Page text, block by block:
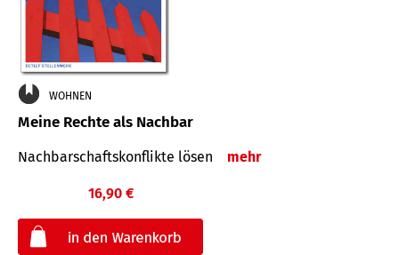
WOHNEN
Meine Rechte als Nachbar
Nach­bar­schafts­konflikte lösen mehr
16,90 €